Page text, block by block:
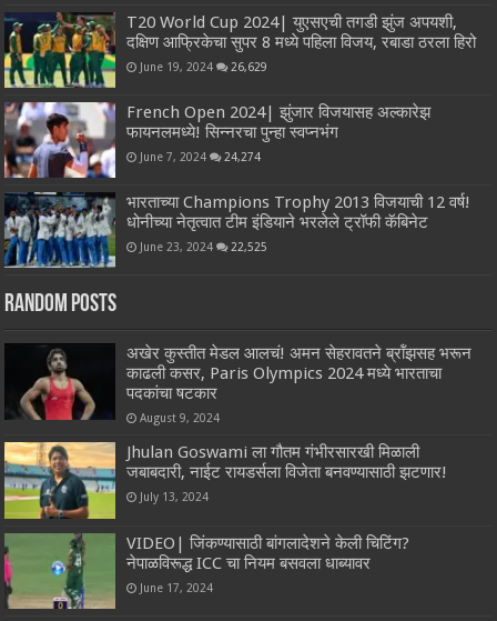
T20 World Cup 2024| युएसएची तगडी झुंज अपयशी,
दक्षिण आफ्रिकेचा सुपर 8 मध्ये पहिला विजय, रबाडा ठरला हिरो
June 19, 2024 26,629
French Open 2024| झुंजार विजयासह अल्कारेझ
फायनलमध्ये! सिन्नरचा पुन्हा स्वप्नभंग
June 7, 2024 24,274
भारताच्या Champions Trophy 2013 विजयाची 12 वर्ष!
धोनीच्या नेतृत्वात टीम इंडियाने भरलेले ट्रॉफी कॅबिनेट
June 23, 2024 22,525
Random Posts
अखेर कुस्तीत मेडल आलचं! अमन सेहरावतने ब्रॉंझसह भरून
काढली कसर, Paris Olympics 2024 मध्ये भारताचा
पदकांचा षटकार
August 9, 2024
Jhulan Goswami ला गौतम गंभीरसारखी मिळाली
जबाबदारी, नाईट रायडर्सला विजेता बनवण्यासाठी झटणार!
July 13, 2024
VIDEO| जिंकण्यासाठी बांगलादेशने केली चिटिंग?
नेपाळविरूद्ध ICC चा नियम बसवला धाब्यावर
June 17, 2024